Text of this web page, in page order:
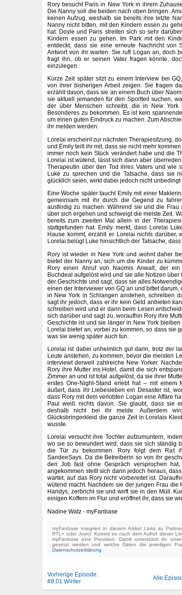
Rory besucht Paris in New York in ihrem
Die Nanny soll die beiden nach oben bringen.
keinen Aufzug, weshalb sie bereits ihre letzte
Nanny nicht bitten, mit den Kindern essen zu
hat. Doyle und Paris streiten sich so sehr
Kindern essen zu gehen. Im Park mit den
entdeckt, dass sie eine erneute Nachricht von
Antwort von ihr warten. Sie ruft Logan an, doch
fragt ihn, ob er seinen Vater fragen könnte,
einzulegen.
Kurze Zeit später sitzt zu einem Interview bei
von ihrer bisherigen Arbeit zeigen. Sie fragen
erzählt davon, dass sie an einem Buch über
sie aktuell jemanden für den Sportteil suchen,
der über Menschen schreibt, die in New York
Besonderes zu bekommen. Es ist kein
um einen guten Eindruck zu machen. Zum
ihr melden werden.
Lorelai erscheint zur nächsten Therapiesitzung,
und Emily teilt ihr mit, dass sie nicht mehr
immer noch kein Stück verändert habe und die
Lorelai ist wütend, lässt sich dann aber
Therapeutin über den Tod ihres Vaters und wie
Luke zu sprechen und die Tatsache, dass sie
glücklich seien, wirkt dabei jedoch nicht unbedingt
Eine Woche später taucht Emily mit einer
gemeinsam mit ihr durch die Gegend zu
ausfindig zu machen. Während sie und die
über sich ergehen und schweigt die meiste Zeit.
bereits zum zweiten Mal allein in der
stattgefunden hat. Emily merkt, dass Lorelai
Hause kommt, erzählt er Lorelai nichts
Lorelai belügt Luke hinsichtlich der Tatsache,
Rory ist wieder in New York und wohnt daher
bietet der Nanny an, sich um die Kinder zu
Rory einen Anruf von Naomis Anwalt, der
Buchdeal aufgelöst wird und sie alle Notizen
der Geschichte und sagt, dass sie alles
einen der Interviewer von GQ an und bittet
in New York in Schlangen anstehen, schreiben
sagt ihr jedoch, dass er ihr kein Geld anbieten
schreiben wird und er dann beim Lesen
sich darüber und sagt zu, woraufhin Rory ihre
Geschichte ist und sie länger in New York
Lorelai bietet an, vorbei zu kommen, so dass sie
was sie wenig später auch tun.
Lorelai ist dabei unheimlich gut darin, trotz der
Leute anstehen, zu kommen, bevor die meisten
interviewt derweil zahlreiche New Yorker.
Rory ihre Mutter ins Hotel, damit die sich
Zimmer an und ist total aufgelöst, da sie ihrer
erstes One-Night-Stand erlebt hat – mit einem
äußert, dass ihr Liebesleben ein Desaster ist,
dass Rory mit dem verlobten Logan eine Affäre
Paul weiß nichts davon. Sie glaubt, dass sie
deshalb nicht bei ihr melde. Außerdem
Glücksbringerkleid die ganze Zeit in Lorelais
wusste.
Lorelai versucht ihre Tochter aufzumuntern,
wo sie so bewundert wird, dass sie sich ständig
die Tür zu bekommen. Rory folgt dem Rat
SandeeSays. Da die Betreiberin so von ihr
den Job fast ohne Gespräch versprochen
angekommen stellt sich dann jedoch heraus,
wartet, auf das Rory nicht vorbereitet ist.
wütend macht. Nachdem sie der jungen Frau
Handys, zerbricht sie und wirft sie in den Müll.
einigen Koffern im Flur und eröffnet ihr, dass sie
Nadine Watz - myFanbase
myFanbase integriert in diesem Artikel Links zu
RTL+ oder Joyn). Kommt es nach dem Aufruf dieser
myFanbase eine Provision. Damit unterstützt ihr
gesetzt werden und welche Daten die jeweiligen
Datenschutzerklärung.
Vorherige Episode:
#8.01 Winter
Alle